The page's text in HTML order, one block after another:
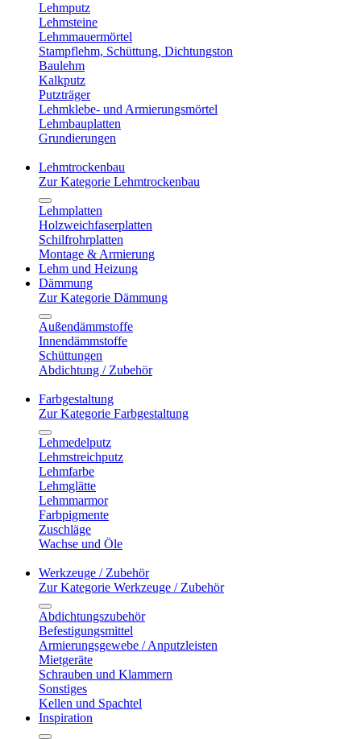
Lehmputz
Lehmsteine
Lehmmauermörtel
Stampflehm, Schüttung, Dichtungston
Baulehm
Kalkputz
Putzträger
Lehmklebe- und Armierungsmörtel
Lehmbauplatten
Grundierungen
Lehmtrockenbau
Zur Kategorie Lehmtrockenbau
Lehmplatten
Holzweichfaserplatten
Schilfrohrplatten
Montage & Armierung
Lehm und Heizung
Dämmung
Zur Kategorie Dämmung
Außendämmstoffe
Innendämmstoffe
Schüttungen
Abdichtung / Zubehör
Farbgestaltung
Zur Kategorie Farbgestaltung
Lehmedelputz
Lehmstreichputz
Lehmfarbe
Lehmglätte
Lehmmarmor
Farbpigmente
Zuschläge
Wachse und Öle
Werkzeuge / Zubehör
Zur Kategorie Werkzeuge / Zubehör
Abdichtungszubehör
Befestigungsmittel
Armierungsgewebe / Anputzleisten
Mietgeräte
Schrauben und Klammern
Sonstiges
Kellen und Spachtel
Inspiration